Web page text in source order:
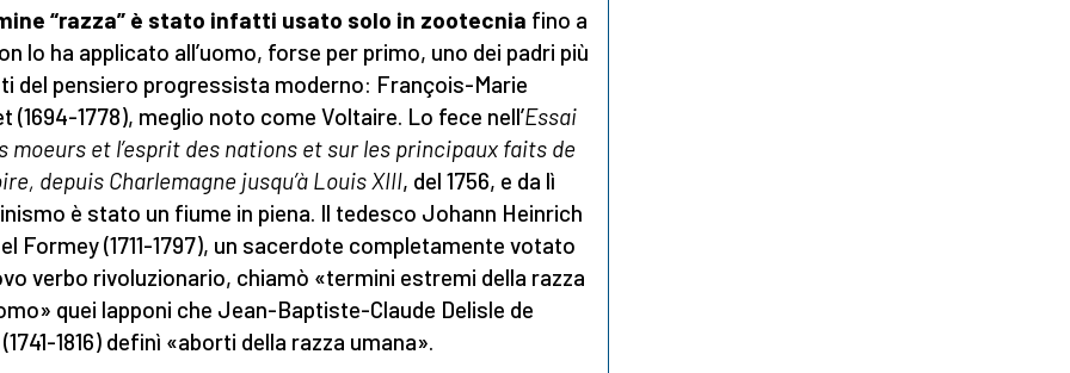
“razza” è stato infatti usato solo in zootecnia fino a
lo ha applicato all’uomo, forse per primo, uno dei padri più
del pensiero progressista moderno: François-Marie
(1694-1778), meglio noto come Voltaire. Lo fece nell’Essai
moeurs et l’esprit des nations et sur les principaux faits de
depuis Charlemagne jusqu’à Louis XIII, del 1756, e da lì
è stato un fiume in piena. Il tedesco Johann Heinrich
Formey (1711-1797), un sacerdote completamente votato
verbo rivoluzionario, chiamò «termini estremi della razza
quei lapponi che Jean-Baptiste-Claude Delisle de
1816) definì «aborti della razza umana».